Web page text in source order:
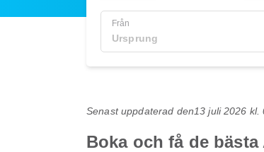
Från
Senast uppdaterad den13 juli 2026 kl.
Boka och få de